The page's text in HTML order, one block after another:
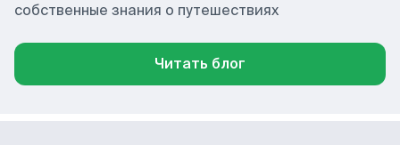
собственные знания о путешествиях
Читать блог